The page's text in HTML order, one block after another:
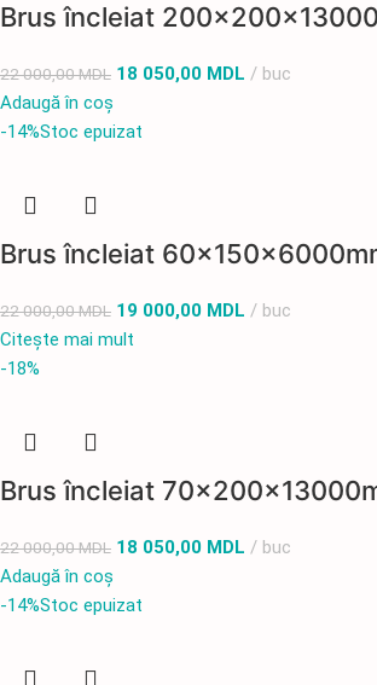
Brus încleiat
22 000,00MDL 18 050,00 MDL
buc
Adaugă în coș
-14%Stoc epuizat
Brus încleiat
22 000,00MDL 19 000,00 MDL
buc
Citește mai mult
-18%
Brus încleiat
22 000,00MDL 18 050,00 MDL
buc
Adaugă în coș
-14%Stoc epuizat